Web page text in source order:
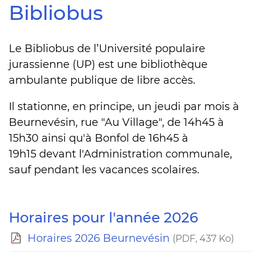
Bibliobus
Le Bibliobus de l’Université populaire
jurassienne (UP) est une bibliothèque
ambulante publique de libre accès.
Il stationne, en principe, un jeudi par mois à
Beurnevésin, rue "Au Village", de 14h45 à
15h30 ainsi qu'à Bonfol de 16h45 à
19h15 devant l'Administration communale,
sauf pendant les vacances scolaires.
Horaires pour l'année 2026
Horaires 2026 Beurnevésin (PDF, 437 Ko)